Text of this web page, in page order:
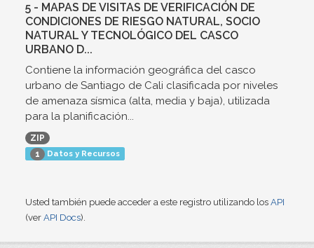
5 - MAPAS DE VISITAS DE VERIFICACIÓN DE
CONDICIONES DE RIESGO NATURAL, SOCIO
NATURAL Y TECNOLÓGICO DEL CASCO
URBANO D...
Contiene la información geográfica del casco
urbano de Santiago de Cali clasificada por niveles
de amenaza sísmica (alta, media y baja), utilizada
para la planificación...
ZIP
1 Datos y Recursos
Usted también puede acceder a este registro utilizando los API
(ver API Docs).